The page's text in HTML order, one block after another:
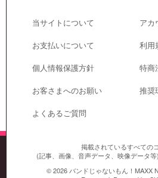
当サイトについて
アカ
お支払いについて
利用
個人情報保護方針
特商
お客さまへのお願い
推奨
よくあるご質問
掲載されているすべての
(記事、画像、音声データ、映像データ等
© 2026 バンドじゃないもん！MAXX